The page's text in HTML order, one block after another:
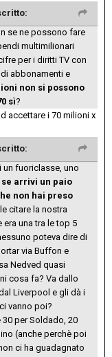
se ne possono fare
multimilionari
per i diritti TV con
abbonamenti e
non si possono
sì?
accettare i 70 milioni x
un fuoriclasse, uno
se arrivi un paio
non hai preso
citare la nostra
una tra le top 5
poteva dire di
via Buffon e
Nedved quasi
cosa fa? Va dallo
Liverpool e gli dà i
vanno poi?
per Soldado, 20
(anche perchè poi
ci ha guadagnato